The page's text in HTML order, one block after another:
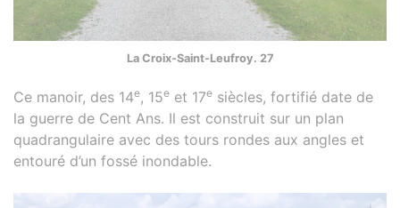
La Croix-Saint-Leufroy. 27
Ce manoir, des 14e, 15e et 17e siècles, fortifié date de
la guerre de Cent Ans. Il est construit sur un plan
quadrangulaire avec des tours rondes aux angles et
entouré d’un fossé inondable.